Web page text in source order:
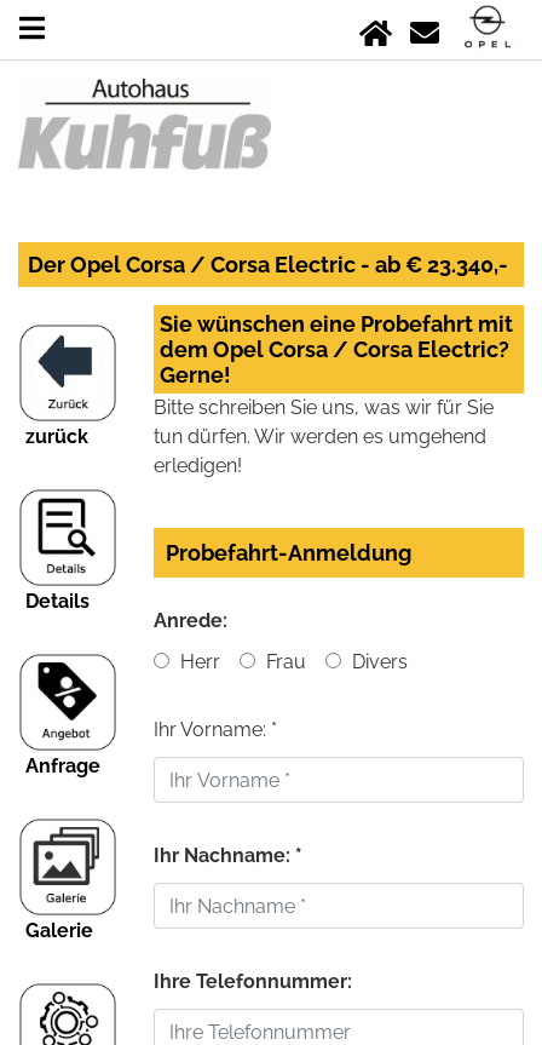
Der Opel Corsa / Corsa Electric - ab € 23.340,-
zurück
Details
Anfrage
Galerie
Sie wünschen eine Probefahrt mit
dem Opel Corsa / Corsa Electric?
Gerne!
Bitte schreiben Sie uns, was wir für Sie
tun dürfen. Wir werden es umgehend
erledigen!
Probefahrt-Anmeldung
Anrede:
Herr
Frau Divers
Ihr Vorname: *
Ihr Nachname: *
Ihre Telefonnummer: